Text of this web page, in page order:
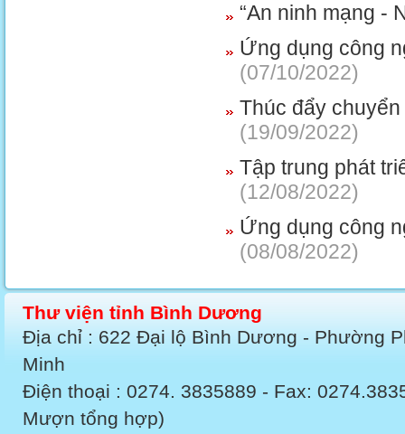
“An ninh mạng -
Ứng dụng công
(07/10/2022)
Thúc đẩy
(19/09/2022)
Tập trung phát
(12/08/2022)
Ứng dụng công
(08/08/2022)
Thư viện tỉnh Bình Dương
Địa chỉ : 622 Đại lộ Bình Dương - Phường
Minh
Điện thoại : 0274. 3835889 - Fax:
Mượn tổng hợp)